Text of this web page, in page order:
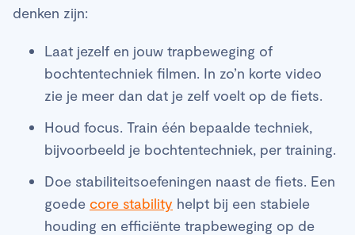
denken zijn:
Laat jezelf en jouw trapbeweging of
bochtentechniek filmen. In zo’n korte video
zie je meer dan dat je zelf voelt op de fiets.
Houd focus. Train één bepaalde techniek,
bijvoorbeeld je bochtentechniek, per training.
Doe stabiliteitsoefeningen naast de fiets. Een
goede core stability helpt bij een stabiele
houding en efficiënte trapbeweging op de